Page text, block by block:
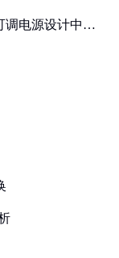
调电源设计中的